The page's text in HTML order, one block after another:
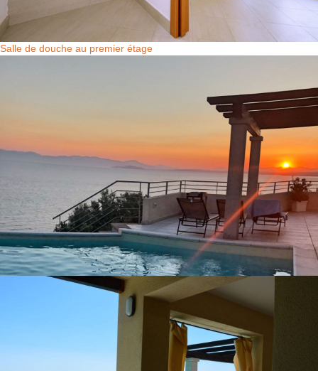
Salle de douche au premier étage